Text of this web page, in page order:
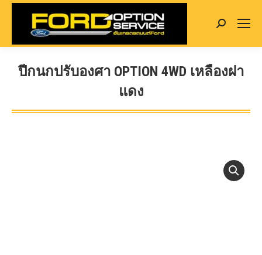
Search:
ปีกนกปรับองศา OPTION 4WD เหลืองฝา
แดง
You are here: